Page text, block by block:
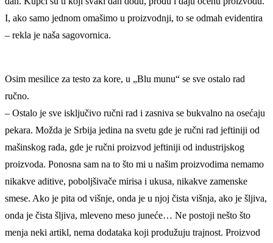
I, ako samo jednom omašimo u proizvodnji, to se odmah evidentira
– rekla je naša sagovornica.
Osim mesilice za testo za kore, u „Blu munu“ se sve ostalo rad
ručno.
– Ostalo je sve isključivo ručni rad i zasniva se bukvalno na osećaju
pekara. Možda je Srbija jedina na svetu gde je ručni rad jeftiniji od
mašinskog rada, gde je ručni proizvod jeftiniji od industrijskog
proizvoda. Ponosna sam na to što mi u našim proizvodima nemamo
nikakve aditive, poboljšivače mirisa i ukusa, nikakve zamenske
smese. Ako je pita od višnje, onda je u njoj čista višnja, ako je šljiva,
onda je čista šljiva, mleveno meso juneće… Ne postoji nešto što
menja neki artikl, nema dodataka koji produžuju trajnost. Proizvod